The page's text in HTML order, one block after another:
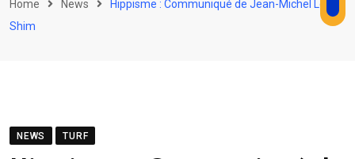
Home News
Hippisme : Communiqué de Jean-Michel Lee
Shim
NEWS TURF